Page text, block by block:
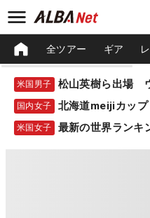
全ツアー ギア
米国男子
国内女子 北海道meijiカッ
米国女子 最新の世界ランキ